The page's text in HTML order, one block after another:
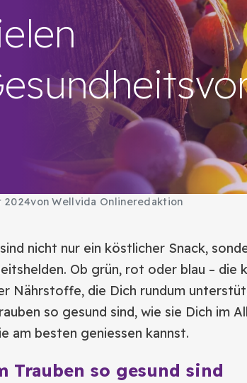
2024von Wellvida Onlineredaktion
nicht nur ein köstlicher Snack,
Ob grün, rot oder blau –
Nährstoffe, die Dich rundum
so gesund sind, wie sie Dich im
am besten geniessen kannst.
Trauben so gesund sind